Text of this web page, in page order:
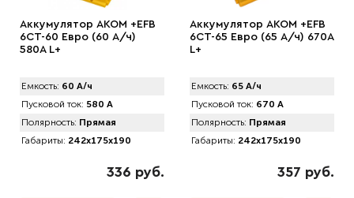
Аккумулятор AKOM +EFB
6CT-60 Евро (60 А/ч)
580А L+
Емкость: 60 А/ч
Пусковой ток: 580 А
Полярность: Прямая
Габариты: 242x175x190
336 руб.
Аккумулятор AKOM +EFB
6CT-65 Евро (65 А/ч) 670А
L+
Емкость: 65 А/ч
Пусковой ток: 670 А
Полярность: Прямая
Габариты: 242x175x190
357 руб.